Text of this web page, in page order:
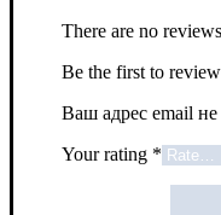
There are no
Be the first to
Ваш адрес email не
Your rating *